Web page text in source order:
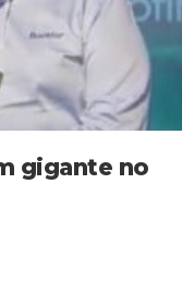
gigante no